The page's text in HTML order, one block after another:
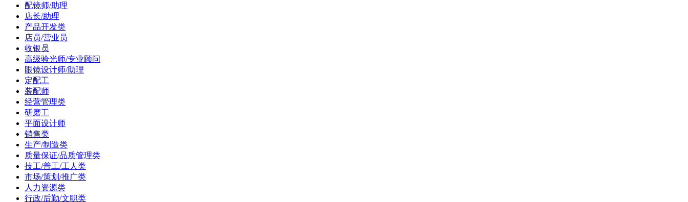
配镜师/助理
店长/助理
产品开发类
店员/营业员
收银员
高级验光师/专业顾问
眼镜设计师/助理
定配工
装配师
经营管理类
研磨工
平面设计师
销售类
生产/制造类
质量保证/品质管理类
技工/普工/工人类
市场/策划/推广类
人力资源类
行政/后勤/文职类